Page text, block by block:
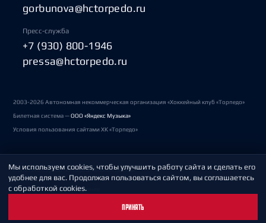
gorbunova@hctorpedo.ru
Пресс-служба
+7 (930) 800-1946
pressa@hctorpedo.ru
2003-2026 Автономная некоммерческая организация «Хоккейный клуб «Торпедо»
Билетная система —ООО «Яндекс Музыка»
Условия пользования сайтами ХК «Торпедо»
Политика обработки персональных данных
Пользовательское соглашение
Мы используем cookies, чтобы улучшить работу сайта и сделать его
удобнее для вас. Продолжая пользоваться сайтом, вы соглашаетесь
с обработкой cookies.
ПРИНЯТЬ